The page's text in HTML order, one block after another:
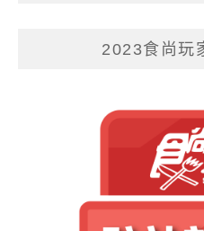
2023食尚玩